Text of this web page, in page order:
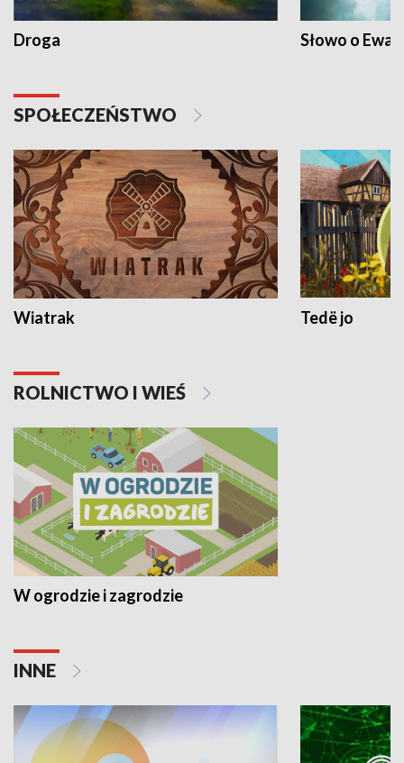
Droga Słowo o
SPOŁECZEŃSTWO
Wiatrak Tedë jo
ROLNICTWO I WIEŚ
W ogrodzie i zagrodzie
INNE